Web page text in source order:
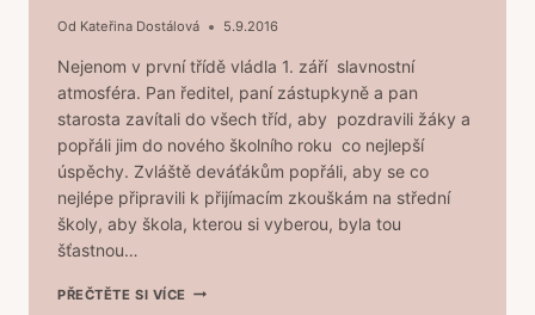
Od Kateřina Dostálová 5.9.2016
Nejenom v první třídě vládla 1. září slavnostní
atmosféra. Pan ředitel, paní zástupkyně a pan
starosta zavítali do všech tříd, aby pozdravili žáky a
popřáli jim do nového školního roku co nejlepší
úspěchy. Zvláště deváťákům popřáli, aby se co
nejlépe připravili k přijímacím zkouškám na střední
školy, aby škola, kterou si vyberou, byla tou
šťastnou…
PŘEČTĚTE SI VÍCE1.